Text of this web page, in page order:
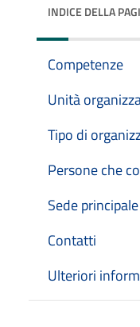
INDICE DELLA
Competenze
Unità
Tipo di
Persone che
Sede principale
Contatti
Ulteriori